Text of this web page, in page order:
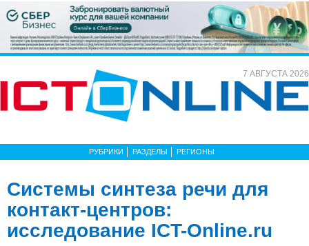
7 АВГУСТА 2026
РУБРИКИ РАЗДЕЛЫ РЕГИОНЫ
Системы синтеза речи для
контакт-центров:
исследование ICT-Online.ru